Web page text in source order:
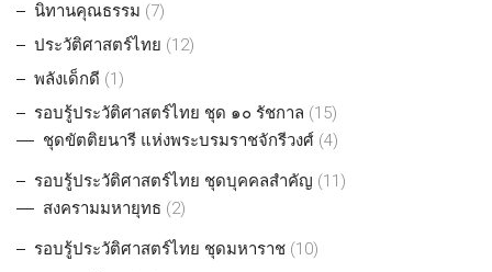
นิทานคุณธรรม (7)
ประวัติศาสตร์ไทย (12)
พลังเด็กดี (1)
รอบรู้ประวัติศาสตร์ไทย ชุด ๑๐ รัชกาล (15)
ชุดขัตติยนารี แห่งพระบรมราชจักรีวงศ์ (4)
รอบรู้ประวัติศาสตร์ไทย ชุดบุคคลสำคัญ (11)
สงครามมหายุทธ (2)
รอบรู้ประวัติศาสตร์ไทย ชุดมหาราช (10)